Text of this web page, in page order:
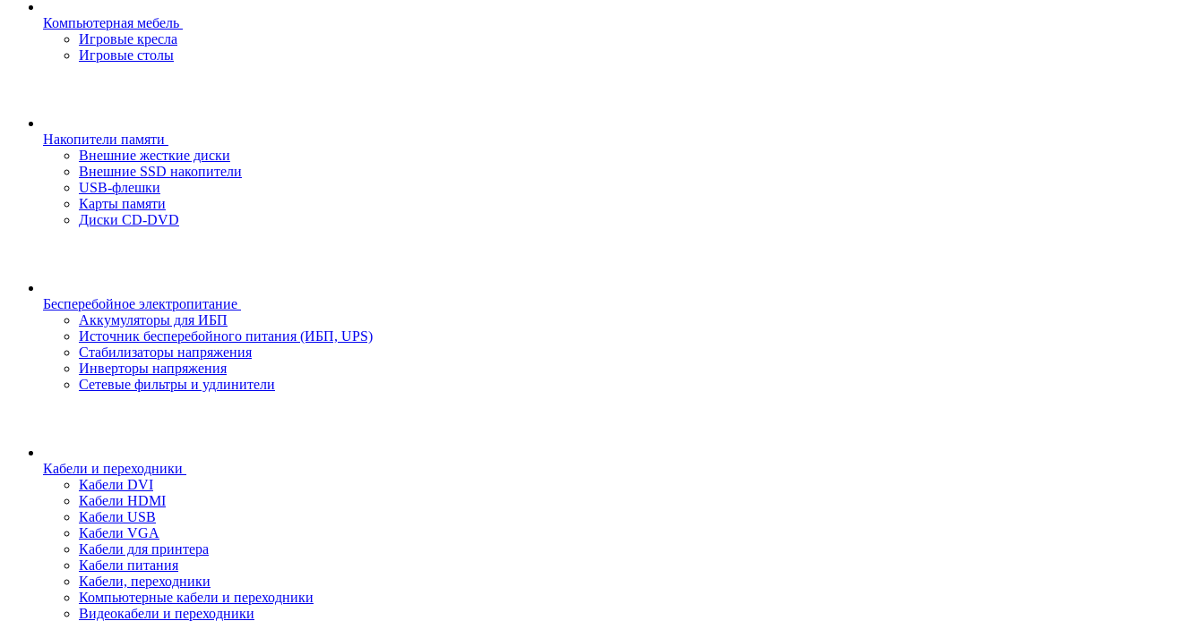
Компьютерная мебель
Игровые кресла
Игровые столы
Накопители памяти
Внешние жесткие диски
Внешние SSD накопители
USB-флешки
Карты памяти
Диски CD-DVD
Бесперебойное электропитание
Аккумуляторы для ИБП
Источник бесперебойного питания (ИБП, UPS)
Стабилизаторы напряжения
Инверторы напряжения
Сетевые фильтры и удлинители
Кабели и переходники
Кабели DVI
Кабели HDMI
Кабели USB
Кабели VGA
Кабели для принтера
Кабели питания
Кабели, переходники
Компьютерные кабели и переходники
Видеокабели и переходники